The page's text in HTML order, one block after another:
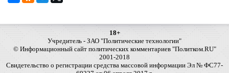
18+
Учредитель - ЗАО "Политические технологии"
© Информационный сайт политических комментариев "Политком.RU"
2001-2018
Свидетельство о регистрации средства массовой информации Эл № ФС77-